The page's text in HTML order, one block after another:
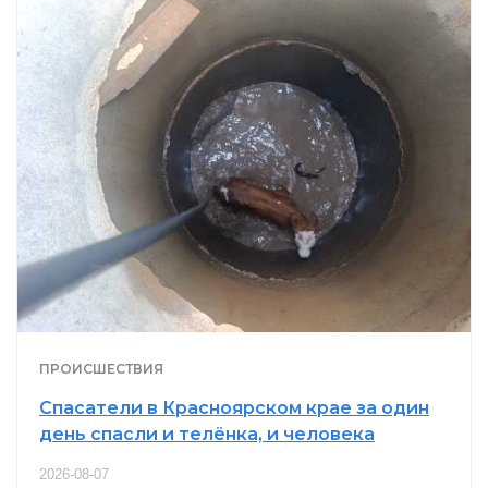
ПРОИСШЕСТВИЯ
Спасатели в Красноярском крае за один
день спасли и телёнка, и человека
2026-08-07